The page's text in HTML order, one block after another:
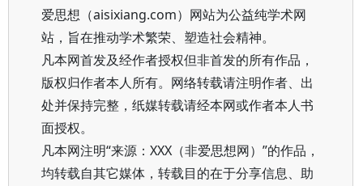
爱思想（aisixiang.com）网站为公益纯学术网
站，旨在推动学术繁荣、塑造社会精神。
凡本网首发及经作者授权但非首发的所有作品，
版权归作者本人所有。网络转载请注明作者、出
处并保持完整，纸媒转载请经本网或作者本人书
面授权。
凡本网注明“来源：XXX（非爱思想网）”的作品，
均转载自其它媒体，转载目的在于分享信息、助